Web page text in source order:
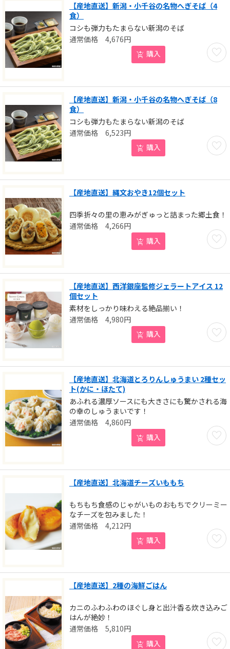
【産地直送】新潟・小千谷の名物へぎそば（4
食）
コシも弾力もたまらない新潟のそば
お気
4,676円
購入
【産地直送】新潟・小千谷の名物へぎそば（8
食）
コシも弾力もたまらない新潟のそば
お気
6,523円
購入
【産地直送】縄文おやき12個セット
四季折々の里の恵みがぎゅっと詰まった郷土食！
お気
4,266円
購入
【産地直送】西洋銀座監修ジェラートアイス 12
個セット
素材をしっかり味わえる絶品揃い！
お気
4,980円
購入
【産地直送】北海道とろりんしゅうまい 2種セッ
ト(かに・ほたて)
あふれる濃厚ソースにも大きさにも驚かされる海
の幸のしゅうまいです！
お気
4,860円
購入
【産地直送】北海道チーズいももち
もちもち食感のじゃがいものおもちでクリーミー
なチーズを包みました！
お気
4,212円
購入
【産地直送】2種の海鮮ごはん
カニのふわふわのほぐし身と出汁香る炊き込みご
はんが絶妙！
お気
5,810円
購入